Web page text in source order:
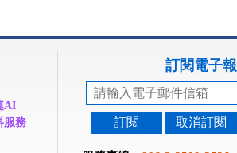
AI
服務
訂閱電子報
訂閱 取消訂閱